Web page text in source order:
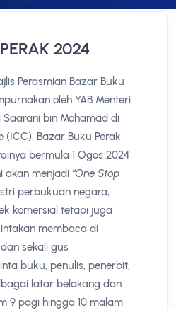
2024
Perasmian Bazar Buku
oleh YAB Menteri
Saarani bin Mohamad di
(ICC). Bazar Buku Perak
bermula 1 Ogos 2024
akan menjadi “One Stop
perbukuan negara,
komersial tetapi juga
membaca di
sekali gus
buku, penulis, penerbit,
latar belakang dan
9 pagi hingga 10 malam